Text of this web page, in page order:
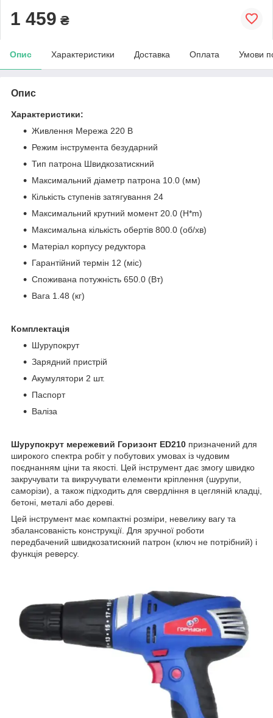
1 459 ₴
Опис Характеристики Доставка Оплата Умови
Опис
Характеристики:
Живлення Мережа 220 В
Режим інструмента безударний
Тип патрона Швидкозатискний
Максимальний діаметр патрона 10.0 (мм)
Кількість ступенів затягування 24
Максимальний крутний момент 20.0 (H*m)
Максимальна кількість обертів 800.0 (об/хв)
Матеріал корпусу редуктора
Гарантійний термін 12 (міс)
Споживана потужність 650.0 (Вт)
Вага 1.48 (кг)
Комплектація
Шурупокрут
Зарядний пристрій
Акумулятори 2 шт.
Паспорт
Валіза
Шурупокрут мережевий Горизонт ED210 призначений для
широкого спектра робіт у побутових умовах із чудовим
поєднанням ціни та якості. Цей інструмент дає змогу швидко
закручувати та викручувати елементи кріплення (шурупи,
саморізи), а також підходить для свердління в цегляній кладці,
бетоні, металі або дереві.
Цей інструмент має компактні розміри, невелику вагу та
збалансованість конструкції. Для зручної роботи
передбачений швидкозатискний патрон (ключ не потрібний) і
функція реверсу.